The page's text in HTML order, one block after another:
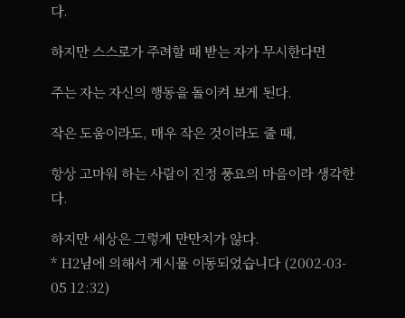
다.
하지만 스스로가 주려할 때 받는 자가 무시한다면
주는 자는 자신의 행동을 돌이켜 보게 된다.
작은 도움이라도, 매우 작은 것이라도 줄 때,
항상 고마워 하는 사람이 진정 풍요의 마음이라 생각한
다.
하지만 세상은 그렇게 만만치가 않다.
* H2님에 의해서 게시물 이동되었습니다 (2002-03-
05 12:32)